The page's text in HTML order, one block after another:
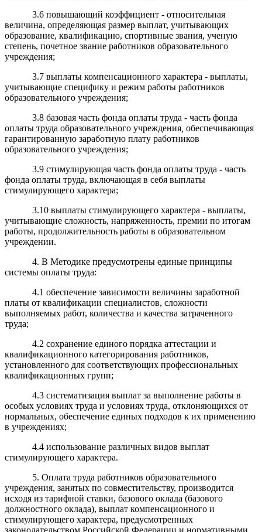
3.6 повышающий коэффициент - относительная
величина, определяющая размер выплат, учитывающих
образование, квалификацию, спортивные звания, ученую
степень, почетное звание работников образовательного
учреждения;
3.7 выплаты компенсационного характера - выплаты,
учитывающие специфику и режим работы работников
образовательного учреждения;
3.8 базовая часть фонда оплаты труда - часть фонда
оплаты труда образовательного учреждения обеспечивающая
гарантированную заработную плату работников
образовательного учреждения;
3.9 стимулирующая часть фонда оплаты труда - часть
фонда оплаты труда, включающая в себя выплаты
стимулирующего характера;
3.10 выплаты стимулирующего характера - выплаты,
учитывающие сложность, напряженность, премии по итогам
работы, продолжительность работы в образовательном
учреждении.
4. В Методике предусмотрены единые принципы
системы оплаты труда:
4.1 обеспечение зависимости величины заработной
платы от квалификации специалистов, сложности
выполняемых работ, количества и качества затраченного
труда;
4.2 сохранение единого порядка аттестации и
квалификационного категорирования работников,
установленного для соответствующих профессиональных
квалификационных групп;
4.3 систематизация выплат за выполнение работы в
особых условиях труда и условиях труда, отклоняющихся от
нормальных, обеспечение единых подходов к их применению
в учреждениях;
4.4 использование различных видов выплат
стимулирующего характера.
5. Оплата труда работников образовательного
учреждения, занятых по совместительству, производится
исходя из тарифной ставки, базового оклада (базового
должностного оклада), выплат компенсационного и
стимулирующего характера, предусмотренных
законодательством Российской Федерации и нормативными